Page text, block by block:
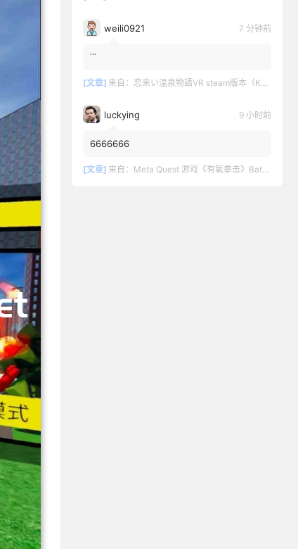
weili0921 8 分钟前
˙˙˙
[文章] 来自： 恋来い温泉物語VR steam版本（KoiKoiMonogatari VR）
luckying 9 小时前
6666666
[文章] 来自： Meta Quest 游戏《有氧拳击》Battle Fit: VR Cardio Boxing